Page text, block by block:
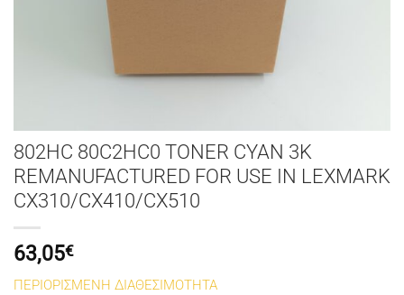
802HC 80C2HC0 TONER CYAN 3K
REMANUFACTURED FOR USE IN LEXMARK
CX310/CX410/CX510
63,05€
ΠΕΡΙΟΡΙΣΜΕΝΗ ΔΙΑΘΕΣΙΜΟΤΗΤΑ